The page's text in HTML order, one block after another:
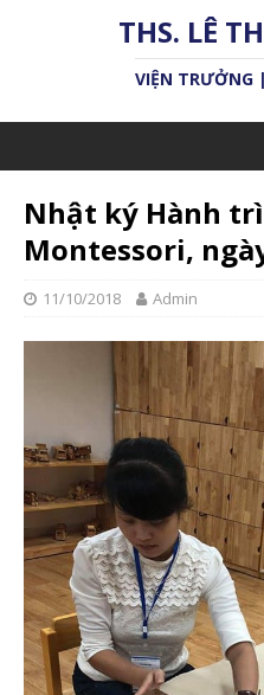
THS. LÊ
VIỆN TRƯỞNG
Nhật ký Hành
Montessori,
11/10/2018 Admin